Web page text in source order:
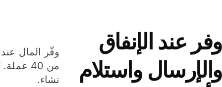
وفر عند الإنفاق
والإرسال واستلام
وفّر المال عند
من 40
تشاء.